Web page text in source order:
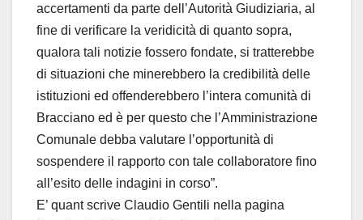
accertamenti da parte dell’Autorità Giudiziaria, al
fine di verificare la veridicità di quanto sopra,
qualora tali notizie fossero fondate, si tratterebbe
di situazioni che minerebbero la credibilità delle
istituzioni ed offenderebbero l’intera comunità di
Bracciano ed è per questo che l’Amministrazione
Comunale debba valutare l’opportunità di
sospendere il rapporto con tale collaboratore fino
all’esito delle indagini in corso”.
E’ quant scrive Claudio Gentili nella pagina